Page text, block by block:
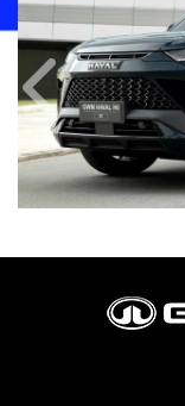
Anterior